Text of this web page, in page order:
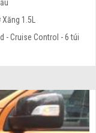
1.5L
- Cruise Control - 6 túi